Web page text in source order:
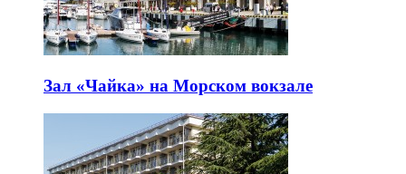
Зал «Чайка» на Морском вокзале